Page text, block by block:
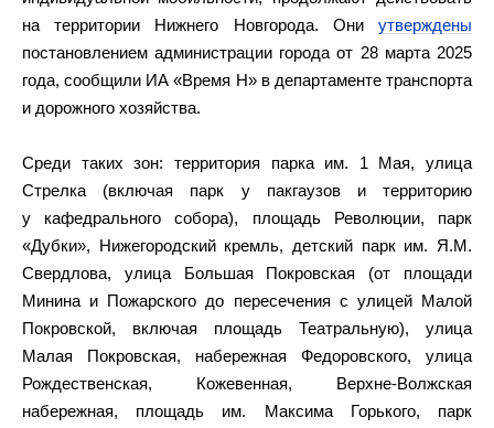
на территории Нижнего Новгорода. Они утверждены
постановлением администрации города от 28 марта 2025
года, сообщили ИА «Время Н» в департаменте транспорта
и дорожного хозяйства.
Среди таких зон: территория парка им. 1 Мая, улица
Стрелка (включая парк у пакгаузов и территорию
у кафедрального собора), площадь Революции, парк
«Дубки», Нижегородский кремль, детский парк им. Я.М.
Свердлова, улица Большая Покровская (от площади
Минина и Пожарского до пересечения с улицей Малой
Покровской, включая площадь Театральную), улица
Малая Покровская, набережная Федоровского, улица
Рождественская, Кожевенная, Верхне-Волжская
набережная, площадь им. Максима Горького, парк